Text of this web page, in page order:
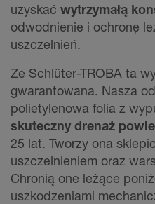
uzyskać wytrzymałą
odwodnienie i ochronę
uszczelnień.
Ze Schlüter-TROBA ta
gwarantowana. Nasza
polietylenowa folia z
skuteczny drenaż
25 lat. Tworzy ona
uszczelnieniem oraz
Chronią one leżące
uszkodzeniami